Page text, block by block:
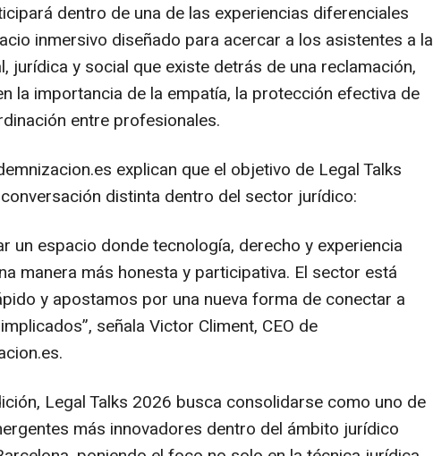
dentro de una de las experiencias diferenciales
inmersivo diseñado para acercar a los asistentes a la
jurídica y social que existe detrás de una reclamación,
la importancia de la empatía, la protección efectiva de
entre profesionales.
explican que el objetivo de Legal Talks
distinta dentro del sector jurídico:
un espacio donde tecnología, derecho y experiencia
manera más honesta y participativa. El sector está
y apostamos por una nueva forma de conectar a
, señala Victor Climent, CEO de
Legal Talks 2026 busca consolidarse como uno de
más innovadores dentro del ámbito jurídico